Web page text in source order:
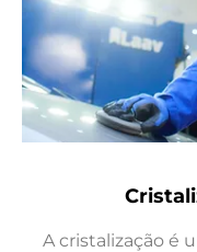
A cristalização é